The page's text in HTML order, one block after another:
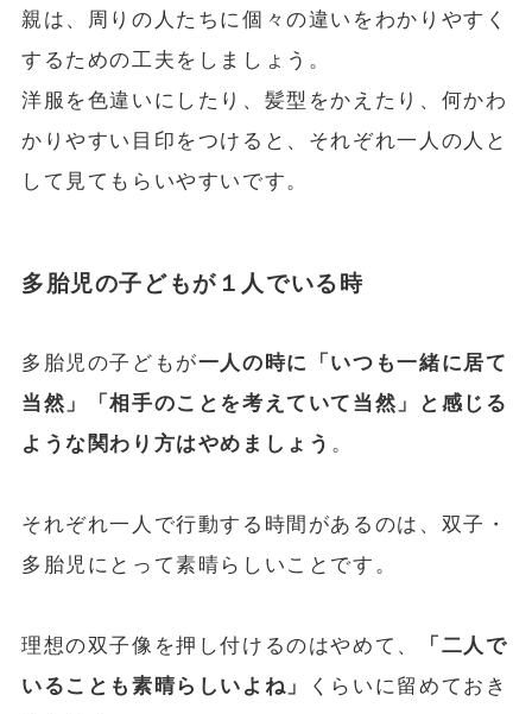
親は、周りの人たちに個々の違いをわかりやすく
するための工夫をしましょう。
洋服を色違いにしたり、髪型をかえたり、何かわ
かりやすい目印をつけると、それぞれ一人の人と
して見てもらいやすいです。
多胎児の子どもが１人でいる時
多胎児の子どもが一人の時に「いつも一緒に居て
当然」「相手のことを考えていて当然」と感じる
ような関わり方はやめましょう 。
それぞれ一人で行動する時間があるのは、双子・
多胎児にとって素晴らしいことです。
理想の双子像を押し付けるのはやめて、
「二人で
いることも素晴らしいよね」
くらいに留めておき